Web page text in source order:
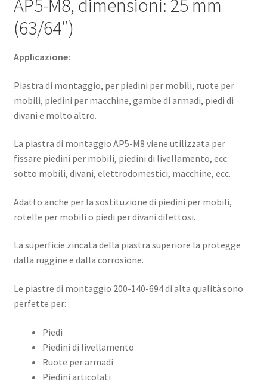
molto
altro,
di
Sugatsune
LAMP®
(Giappone)
quantità
AP5-M8, dimensioni: 25 mm
(63/64″)
Applicazione:
Piastra di montaggio, per piedini per mobili, ruote per
mobili, piedini per macchine, gambe di armadi, piedi di
divani e molto altro.
La piastra di montaggio AP5-M8 viene utilizzata per
fissare piedini per mobili, piedini di livellamento, ecc.
sotto mobili, divani, elettrodomestici, macchine, ecc.
Adatto anche per la sostituzione di piedini per mobili,
rotelle per mobili o piedi per divani difettosi.
La superficie zincata della piastra superiore la protegge
dalla ruggine e dalla corrosione.
Le piastre di montaggio 200-140-694 di alta qualità sono
perfette per:
Piedi
Piedini di livellamento
Ruote per armadi
Piedini articolati